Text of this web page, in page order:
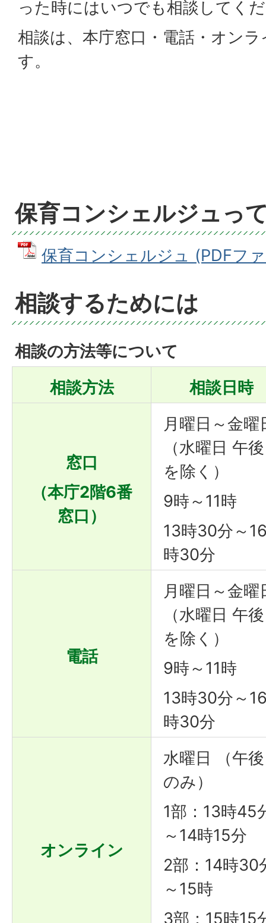
った時にはいつでも相談してく
相談は、本庁窓口・電話・オン
す。
保育コンシェルジュっ
保育コンシェルジュ (PDFフ
相談するためには
相談の方法等について
相談方法
相談日時
窓口
（本庁2階6番
窓口）
月曜日～金曜
（水曜日 午後
を除く）
9時～11時
13時30分～
時30分
電話
月曜日～金曜
（水曜日 午後
を除く）
9時～11時
13時30分～
時30分
オンライン
水曜日 （午後
のみ）
1部：13時45
～14時15分
2部：14時30
～15時
3部：15時15